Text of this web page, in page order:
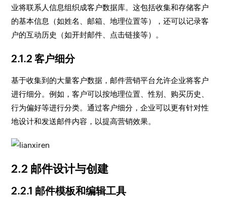
业将联系人信息组织成客户数据库。这包括收集和存储客户
的基本信息（如姓名、邮箱、地理位置等），还可以记录客
户的互动历史（如开封邮件、点击链接等）。
2.1.2 客户细分
基于收集到的大量客户数据，邮件营销平台允许企业将客户
进行细分。例如，客户可以按地理位置、性别、购买历史、
行为偏好等进行分类。通过客户细分，企业可以更有针对性
地设计和发送邮件内容，以提高营销效果。
2.2 邮件设计与创建
2.2.1 邮件模板和编辑工具